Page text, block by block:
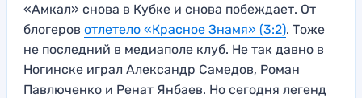
«Амкал» снова в Кубке и снова побеждает. От
блогеров отлетело «Красное Знамя» (3:2). Тоже
не последний в медиаполе клуб. Не так давно в
Ногинске играл Александр Самедов, Роман
Павлюченко и Ренат Янбаев. Но сегодня легенд